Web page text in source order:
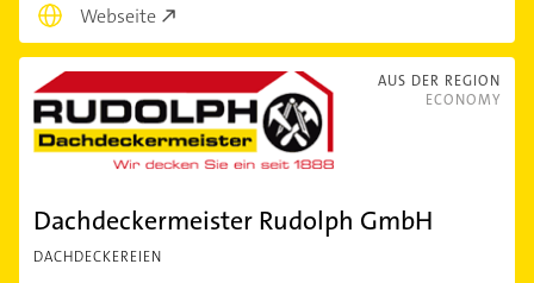
Webseite
AUS DER REGION
ECONOMY
Dachdeckermeister Rudolph GmbH
DACHDECKEREIEN